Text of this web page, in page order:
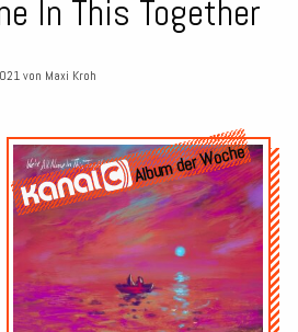
In This Together
von Maxi Kroh
Album der Woche